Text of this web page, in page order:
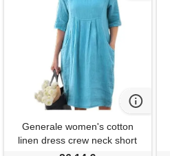
Generale women's cotton
linen dress crew neck short